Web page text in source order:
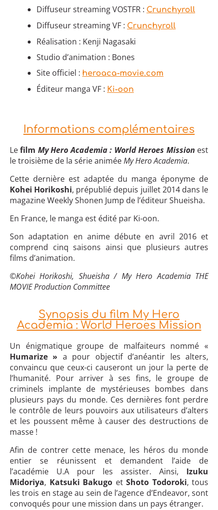
Diffuseur streaming VOSTFR : Crunchyroll
Diffuseur streaming VF : Crunchyroll
Réalisation : Kenji Nagasaki
Studio d’animation : Bones
Site officiel : heroaca-movie.com
Éditeur manga VF : Ki-oon
Informations complémentaires
Lefilm My Hero Academia : World Heroes Mission est
le troisième de la série animéeMy Hero Academia.
Cette dernière est adaptée du manga éponyme de
Kohei Horikoshi, prépublié depuis juillet 2014 dans le
magazine Weekly Shonen Jump de l’éditeur Shueisha.
En France, le manga est édité par Ki-oon.
Son adaptation en anime débute en avril 2016 et
comprend cinq saisons ainsi que plusieurs autres
films d’animation.
©Kohei Horikoshi, Shueisha / My Hero Academia THE
MOVIE Production Committee
Synopsis du film My Hero
Academia : World Heroes Mission
Un énigmatique groupe de malfaiteurs nommé «
Humarize » a pour objectif d’anéantir les alters,
convaincu que ceux-ci causeront un jour la perte de
l’humanité. Pour arriver à ses fins, le groupe de
criminels implante de mystérieuses bombes dans
plusieurs pays du monde. Ces dernières font perdre
le contrôle de leurs pouvoirs aux utilisateurs d’alters
et les poussent même à causer des destructions de
masse !
Afin de contrer cette menace, les héros du monde
entier se réunissent et demandent l’aide de
l’académie U.A pour les assister. Ainsi, Izuku
Midoriya, Katsuki Bakugo et Shoto Todoroki, tous
les trois en stage au sein de l’agence d’Endeavor, sont
convoqués pour une mission dans un pays étranger.